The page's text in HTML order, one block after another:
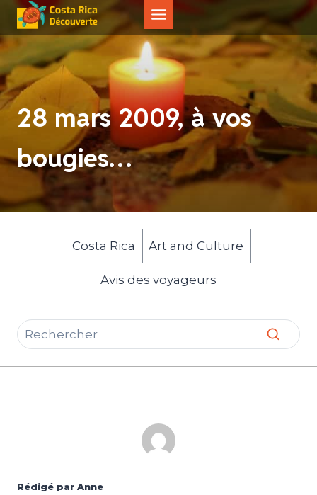
Aller
contenu
28 mars 2009, à vos
bougies…
Costa Rica Art and Culture
Avis des voyageurs
Rédigé par Anne